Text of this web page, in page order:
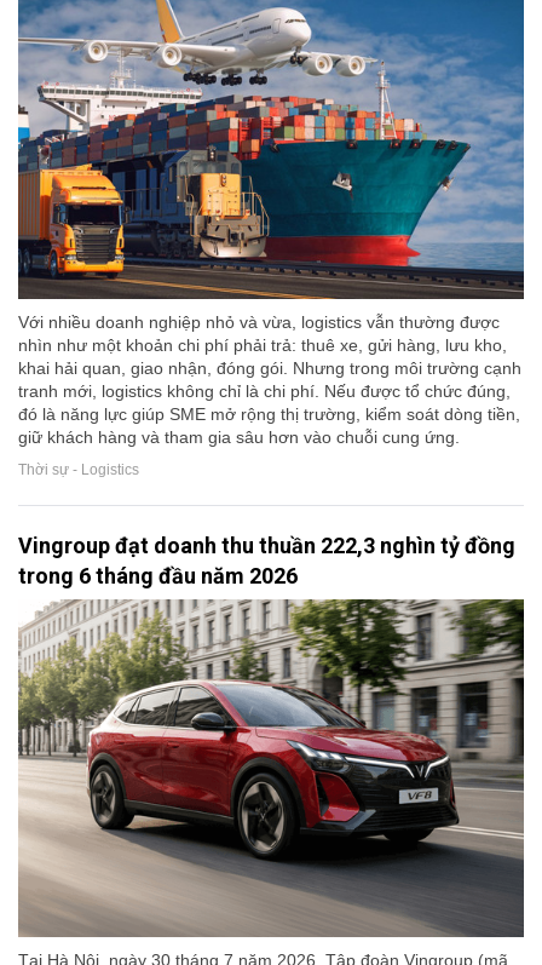
Với nhiều doanh nghiệp nhỏ và vừa, logistics vẫn thường được
nhìn như một khoản chi phí phải trả: thuê xe, gửi hàng, lưu kho,
khai hải quan, giao nhận, đóng gói. Nhưng trong môi trường cạnh
tranh mới, logistics không chỉ là chi phí. Nếu được tổ chức đúng,
đó là năng lực giúp SME mở rộng thị trường, kiểm soát dòng tiền,
giữ khách hàng và tham gia sâu hơn vào chuỗi cung ứng.
Thời sự - Logistics
Vingroup đạt doanh thu thuần 222,3 nghìn tỷ đồng
trong 6 tháng đầu năm 2026
Tại Hà Nội, ngày 30 tháng 7 năm 2026, Tập đoàn Vingroup (mã